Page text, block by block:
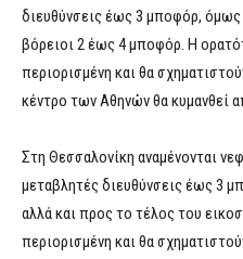
διευθύνσεις έως 3 μποφόρ,
βόρειοι 2 έως 4 μποφόρ. Η
περιορισμένη και θα
κέντρο των Αθηνών θα κυμανθεί
Στη Θεσσαλονίκη αναμένονται
μεταβλητές διευθύνσεις έως 3
αλλά και προς το τέλος του
περιορισμένη και θα